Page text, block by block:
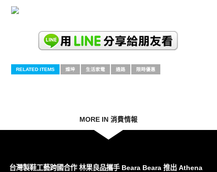
RELATED ITEMS 燦坤 生活家電 通路 限時優惠
MORE IN 消費情報
台灣製鞋工藝跨國合作 林果良品攜手 Beara Beara 推出 Athena